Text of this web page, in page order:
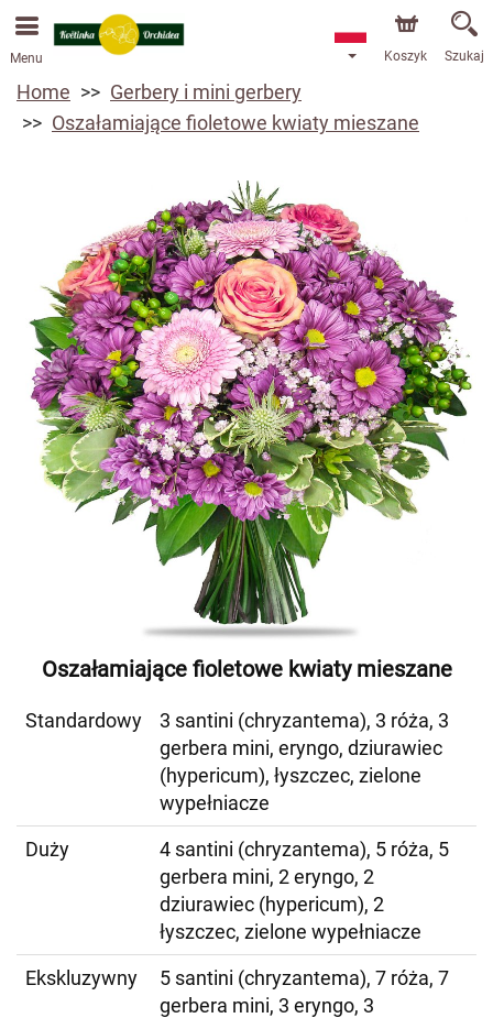
Przyjmujemy zamówienia za pośrednictwem naszego
sklepu internetowego. Najbliższy możliwy termin dostawy
to 13.08.2026 z powodu urlopu.
Menu Koszyk Szukaj
Home
Gerbery i mini gerbery
Oszałamiające fioletowe kwiaty mieszane
Oszałamiające fioletowe kwiaty mieszane
Standardowy
3 santini (chryzantema), 3 róża, 3
gerbera mini, eryngo, dziurawiec
(hypericum), łyszczec, zielone
wypełniacze
Duży
4 santini (chryzantema), 5 róża, 5
gerbera mini, 2 eryngo, 2
dziurawiec (hypericum), 2
łyszczec, zielone wypełniacze
Ekskluzywny
5 santini (chryzantema), 7 róża, 7
gerbera mini, 3 eryngo, 3